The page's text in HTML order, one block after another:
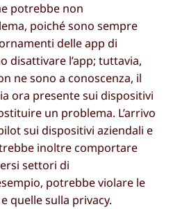
potrebbe non
poiché sono sempre
delle app di
disattivare l’app; tuttavia,
ne sono a conoscenza, il
ora presente sui dispositivi
un problema. L’arrivo
sui dispositivi aziendali e
inoltre comportare
settori di
potrebbe violare le
quelle sulla privacy.